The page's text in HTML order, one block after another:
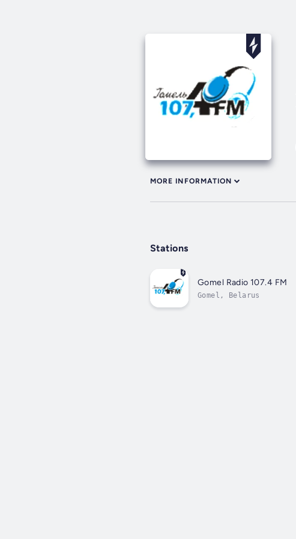
MORE INFORMATION
Stations
Gomel Radio 107.4 FM
Gomel, Belarus